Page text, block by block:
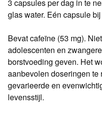
3 capsules per dag in te
glas water. Eén capsule
Bevat cafeïne (53 mg).
adolescenten en
borstvoeding geven. Het
aanbevolen doseringen te
gevarieerde en
levensstijl.